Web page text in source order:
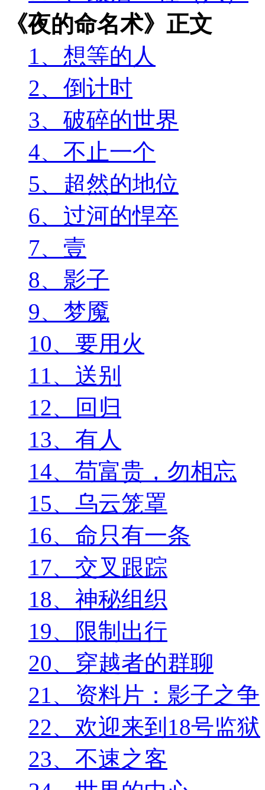
《夜的命名术》正文
1、想等的人
2、倒计时
3、破碎的世界
4、不止一个
5、超然的地位
6、过河的悍卒
7、壹
8、影子
9、梦魇
10、要用火
11、送别
12、回归
13、有人
14、苟富贵，勿相忘
15、乌云笼罩
16、命只有一条
17、交叉跟踪
18、神秘组织
19、限制出行
20、穿越者的群聊
21、资料片：影子之争
22、欢迎来到18号监狱
23、不速之客